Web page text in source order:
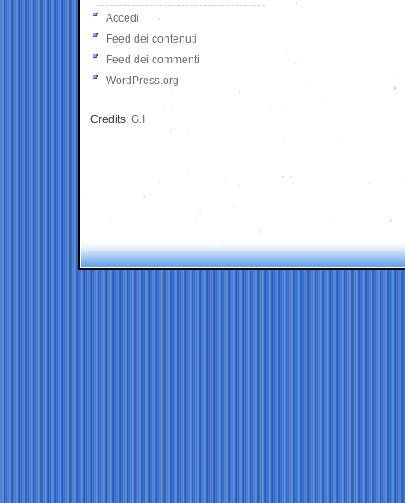
Accedi
Feed dei contenuti
Feed dei commenti
WordPress.org
Credits: G.I